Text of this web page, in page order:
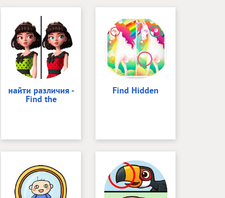
найти различия -
Find the
Find Hidden